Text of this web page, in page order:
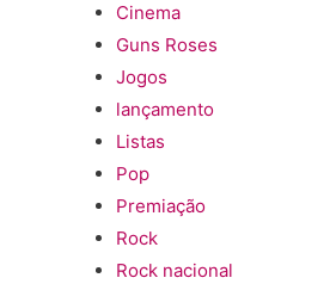
Cinema
Guns Roses
Jogos
lançamento
Listas
Pop
Premiação
Rock
Rock nacional